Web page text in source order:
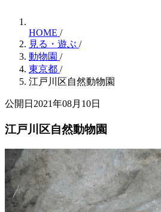
HOME /
見る・遊ぶ /
動物園 /
東京都 /
江戸川区自然動物園
公開日2021年08月10日
江戸川区自然動物園